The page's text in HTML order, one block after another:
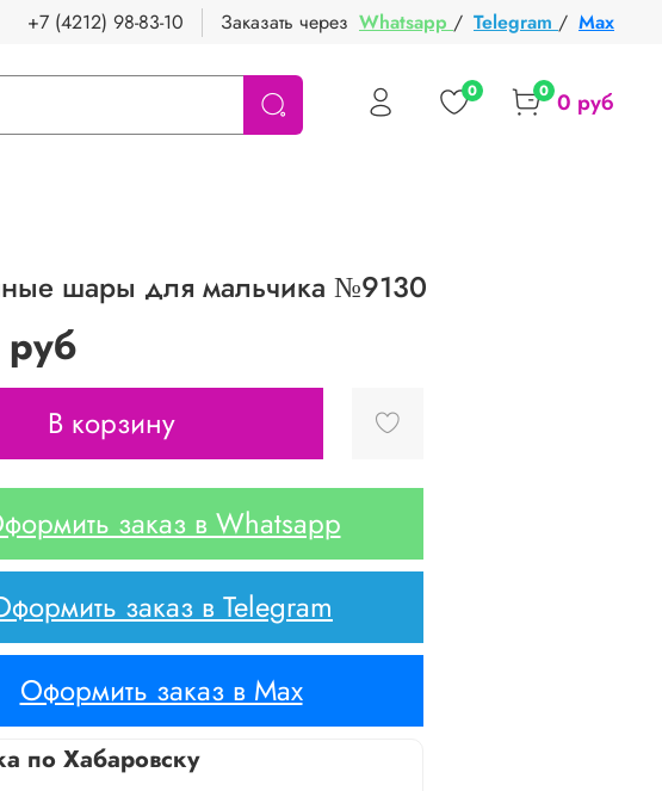
+7 (4212) 98-83-10 Заказать через Whatsapp / Telegram / Max
0 0 0 руб
шары для мальчика №9130
В корзину
заказ в Whatsapp
заказ в Telegram
Оформить заказ в Max
по Хабаровску